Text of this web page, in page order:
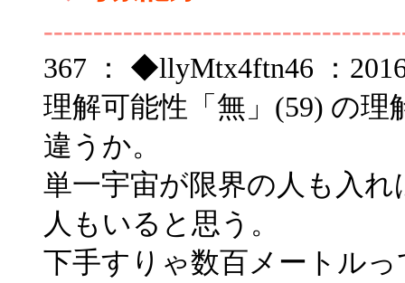
367 ： ◆llyMtx4ftn46 ：
理解可能性「無」(59) の
違うか。
単一宇宙が限界の人も入
人もいると思う。
下手すりゃ数百メートル